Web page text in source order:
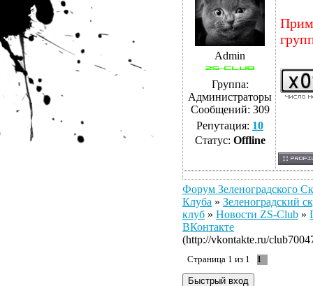
Admin
Группа:
Администраторы
Сообщений: 309
Репутация: 10
Статус: Offline
Форум Зеленоградского
Клуба » Зеленоградский
клуб » Новости ZS-Club »
ВКонтакте
(http://vkontakte.ru/
Страница 1 из 1 1